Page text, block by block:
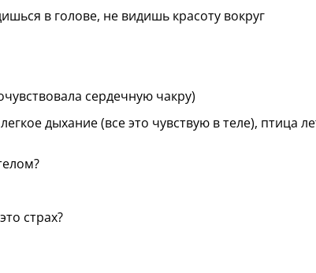
в голове, не видишь красоту вокруг
сердечную чакру)
дыхание (все это чувствую в теле), птица
страх?